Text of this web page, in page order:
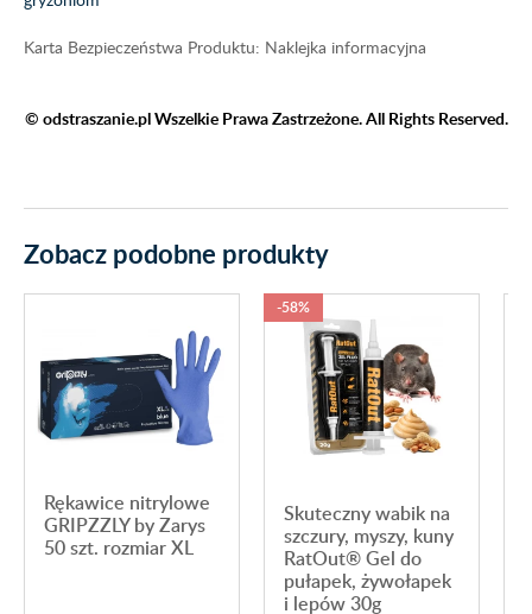
Karta Bezpieczeństwa Produktu: Naklejka informacyjna
© odstraszanie.pl Wszelkie Prawa Zastrzeżone. All Rights Reserved.
Zobacz podobne produkty
Rękawice nitrylowe
GRIPZZLY by Zarys
50 szt. rozmiar XL
Skuteczny wabik na
szczury, myszy, kuny
RatOut® Gel do
pułapek, żywołapek
i lepów 30g
-58%